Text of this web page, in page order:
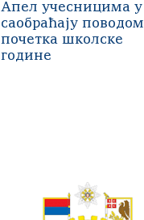
Апел учесницима у
саобраћају поводом
почетка школске
године